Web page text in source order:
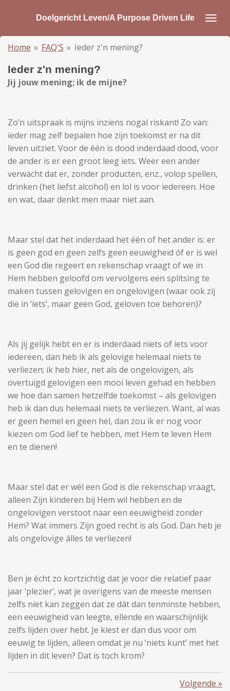
naar
de
Doelgericht Leven/A Purpose Driven Life
Home » FAQ'S » Ieder z'n mening?
Ieder z'n mening?
Jij jouw mening; ik de mijne?
Zo’n uitspraak is mijns inziens nogal riskant! Zo van:
ieder mag zelf bepalen hoe zijn toekomst er na dit
leven uitziet. Voor de één is dood inderdaad dood, voor
de ander is er een groot leeg iets. Weer een ander
verwacht dat er, zonder producten, enz., volop spellen,
drinken (het liefst alcohol) en lol is voor iedereen. Hoe
en wat, daar denkt men maar niet aan.
Maar stel dat het inderdaad het één of het ander is: er
is geen god en geen zelfs geen eeuwigheid óf er is wel
een God die regeert en rekenschap vraagt of we in
Hem hebben geloofd om vervolgens een splitsing te
maken tussen gelovigen en ongelovigen (waar ook zij
die in ‘iets’, maar geen God, geloven toe behoren)?
Als jij gelijk hebt en er is inderdaad niets of iets voor
iedereen, dan heb ik als gelovige helemaal niets te
verliezen; ik heb hier, net als de ongelovigen, als
overtuigd gelovigen een mooi leven gehad en hebben
we hoe dan samen hetzelfde toekomst – als gelovigen
heb ik dan dus helemaal niets te verliezen. Want, al was
er geen hemel en geen hel, dan zou ik er nog voor
kiezen om God lief te hebben, met Hem te leven Hem
en te dienen!
Maar stel dat er wél een God is die rekenschap vraagt,
alleen Zijn kinderen bij Hem wil hebben en de
ongelovigen verstoot naar een eeuwigheid zonder
Hem? Wat immers Zijn goed recht is als God. Dan heb je
als ongelovige álles te verliezen!
Ben je écht zo kortzichtig dat je voor die relatief paar
jaar ‘plezier’, wat je overigens van de meeste mensen
zelfs niet kan zeggen dat ze dát dan tenminste hebben,
een eeuwigheid van leegte, ellende en waarschijnlijk
zelfs lijden over hebt. Je kiest er dan dus voor om
eeuwig te lijden, alleen omdat je nu ‘niets kunt’ met het
lijden in dit leven? Dat is toch krom?
Volgende »